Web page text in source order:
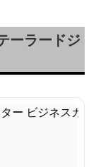
ーラードジ